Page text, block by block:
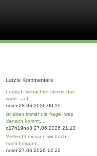
Letzte Kommentare
Logisch betrachtet stimmt das
wohl - auf...
nnier 28.06.2026 00:35
ist eben immer die frage, was
danach kommt....
c17h19no3 27.06.2026 21:13
Vielleicht müssen wir doch
noch heiraten....
nnier 27.06.2026 14:22